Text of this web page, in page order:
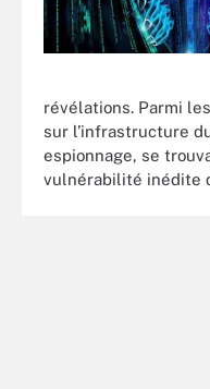
révélations. Parmi
sur l’infrastructure
espionnage, se
vulnérabilité inédite